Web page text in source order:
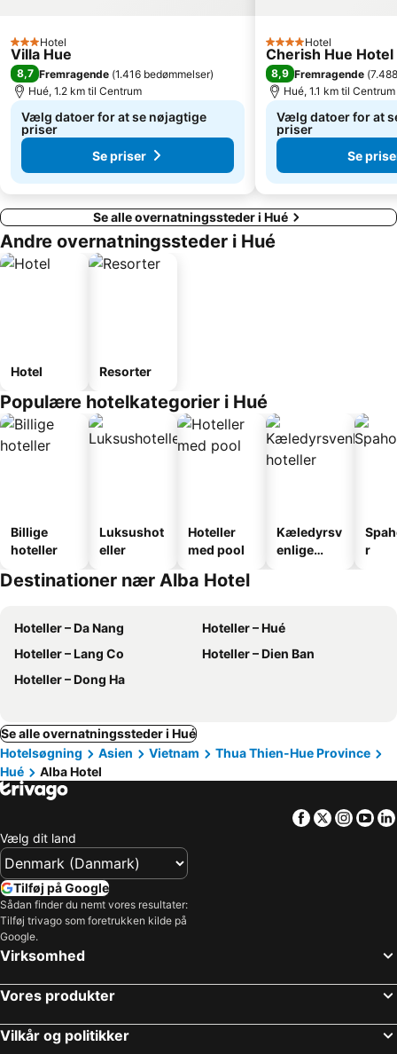
3 Stjerner
Hotel
Villa Hue
8,7 Fremragende (1.416 bedømmelser)
Hué, 1.2 km til Centrum
Vælg datoer for at se nøjagtige
priser
Se priser
4 Stjerner
Hotel
Cherish Hue Hotel
8,9 Fremragende (
Hué, 1.1 km til Centrum
Vælg datoer for at
priser
Se
Se alle overnatningssteder i Hué
Andre overnatningssteder i Hué
Hotel Resorter
Populære hotelkategorier i Hué
Billige
hoteller
Luksushot
eller
Hoteller
med pool
Kæledyrsv
enlige
r
Destinationer nær Alba Hotel
Hoteller – Da Nang
Hoteller – Hué
Hoteller – Lang Co
Hoteller – Dien Ban
Hoteller – Dong Ha
Se alle overnatningssteder i Hué
Hotelsøgning
Asien Vietnam
Thua Thien-Hue Province
Hué
Alba Hotel
Facebook
Twitter
Vælg dit land
Tilføj på Google
Sådan finder du nemt vores resultater:
Tilføj trivago som foretrukken kilde på
Google.
Virksomhed
Vores produkter
Vilkår og politikker